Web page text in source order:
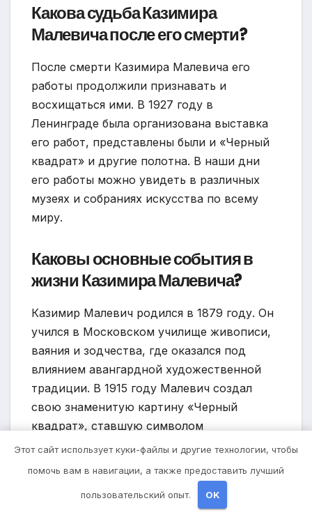
Какова судьба Казимира
Малевича после его смерти?
После смерти Казимира Малевича его
работы продолжили признавать и
восхищаться ими. В 1927 году в
Ленинграде была организована выставка
его работ, представлены были и «Черный
квадрат» и другие полотна. В наши дни
его работы можно увидеть в различных
музеях и собраниях искусства по всему
миру.
Каковы основные события в
жизни Казимира Малевича?
Казимир Малевич родился в 1879 году. Он
учился в Московском училище живописи,
ваяния и зодчества, где оказался под
влиянием авангардной художественной
традиции. В 1915 году Малевич создал
свою знаменитую картину «Черный
квадрат», ставшую символом
супрематизма. В 1927 году художник
супрематизма, где разработал новую
систему искусства без предметов. В
Этот сайт использует куки-файлы и другие технологии, чтобы
помочь вам в навигации, а также предоставить лучший
пользовательский опыт. OK